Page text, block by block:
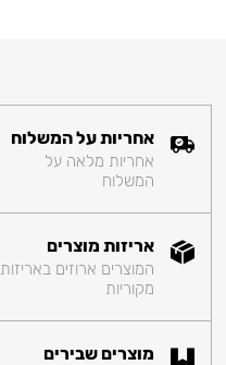
אחריות על המשלוח
אחריות מלאה על
המשלוח
אריזות מוצרים
המוצרים ארוזים באריזות
מקוריות
מוצרים שבירים